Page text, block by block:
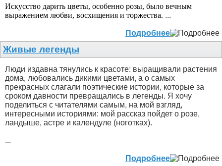
Искусство дарить цветы, особенно розы, было вечным
выражением любви, восхищения и торжества. ...
Подробнее
Живые легенды
Люди издавна тянулись к красоте: выращивали растения
дома, любовались дикими цветами, а о самых
прекрасных слагали поэтические истории, которые за
сроком давности превращались в легенды. Я хочу
поделиться с читателями самым, на мой взгляд,
интересными историями: мой рассказ пойдет о розе,
ландыше, астре и календуле (ноготках).
...
Подробнее